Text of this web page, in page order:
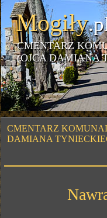
Mogiły
CMENTARZ
(OJCA DAMIANA
CMENTARZ
DAMIANA